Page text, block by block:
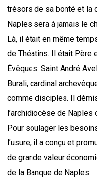
trésors de sa bonté et la
Naples sera à jamais le
Là, il était en même
de Théatins. Il était Père
Évêques. Saint André
Burali, cardinal
comme disciples. Il
l’archidiocèse de
Pour soulager les
l’usure, il a conçu et
de grande valeur
de la Banque de Naples.